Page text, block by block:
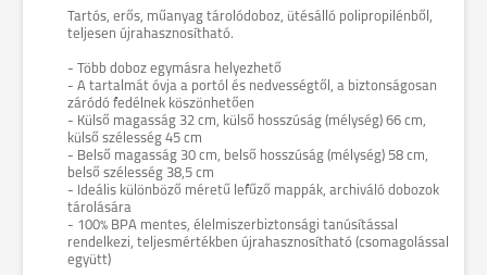
Tartós, erős, műanyag tárolódoboz, ütésálló polipropilénből,
teljesen újrahasznosítható.
- Több doboz egymásra helyezhető
- A tartalmát óvja a portól és nedvességtől, a biztonságosan
záródó fedélnek köszönhetően
- Külső magasság 32 cm, külső hosszúság (mélység) 66 cm,
külső szélesség 45 cm
- Belső magasság 30 cm, belső hosszúság (mélység) 58 cm,
belső szélesség 38,5 cm
- Ideális különböző méretű lefűző mappák, archiváló dobozok
tárolására
- 100% BPA mentes, élelmiszerbiztonsági tanúsítással
rendelkezi, teljesmértékben újrahasznosítható (csomagolással
együtt)